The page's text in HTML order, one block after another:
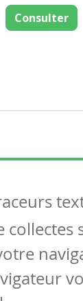
Consulter